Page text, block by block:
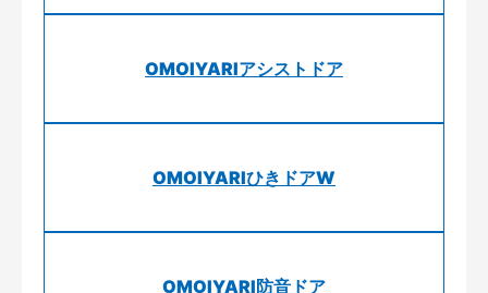
OMOIYARIアシストドア
OMOIYARIひきドアW
OMOIYARI防音ドア